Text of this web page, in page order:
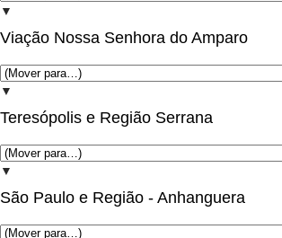
▼
Viação Nossa Senhora do Amparo
▼
Teresópolis e Região Serrana
▼
São Paulo e Região - Anhanguera